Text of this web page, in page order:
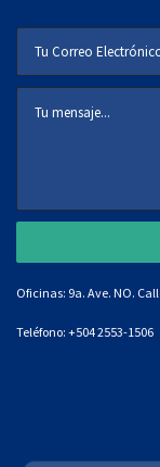
Oficinas: 9a. Ave. NO.
Teléfono: +504 2553-1506